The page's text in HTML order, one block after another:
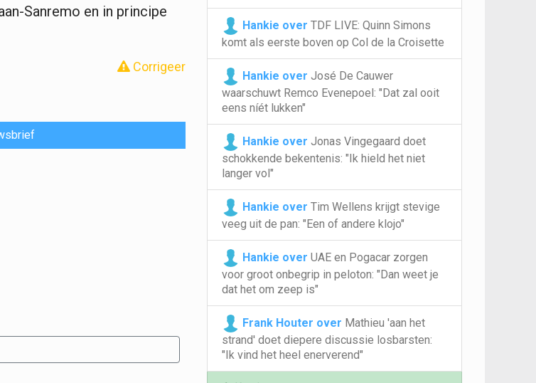
Sanremo en in principe
Corrigeer
Hankie over TDF LIVE: Quinn Simons
komt als eerste boven op Col de la Croisette
Hankie over José De Cauwer
waarschuwt Remco Evenepoel: "Dat zal ooit
eens níét lukken"
Hankie over Jonas Vingegaard doet
schokkende bekentenis: "Ik hield het niet
langer vol"
Hankie over Tim Wellens krijgt stevige
veeg uit de pan: "Een of andere klojo"
Hankie over UAE en Pogacar zorgen
voor groot onbegrip in peloton: "Dan weet je
dat het om zeep is"
Frank Houter over Mathieu 'aan het
strand' doet diepere discussie losbarsten:
"Ik vind het heel enerverend"